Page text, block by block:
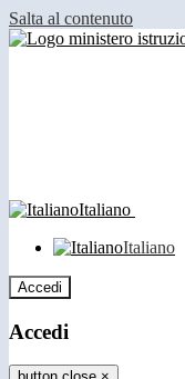
Salta al contenuto
Italiano
Italiano
Accedi
Accedi